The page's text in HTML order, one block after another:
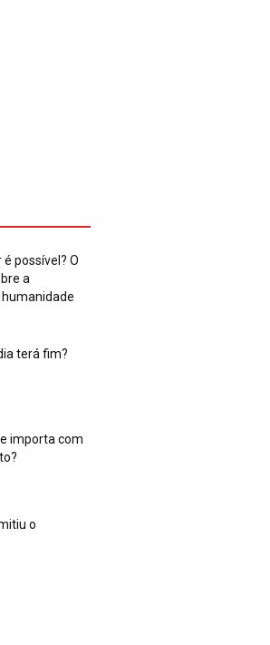
possível? O
a
terá fim?
importa com
o